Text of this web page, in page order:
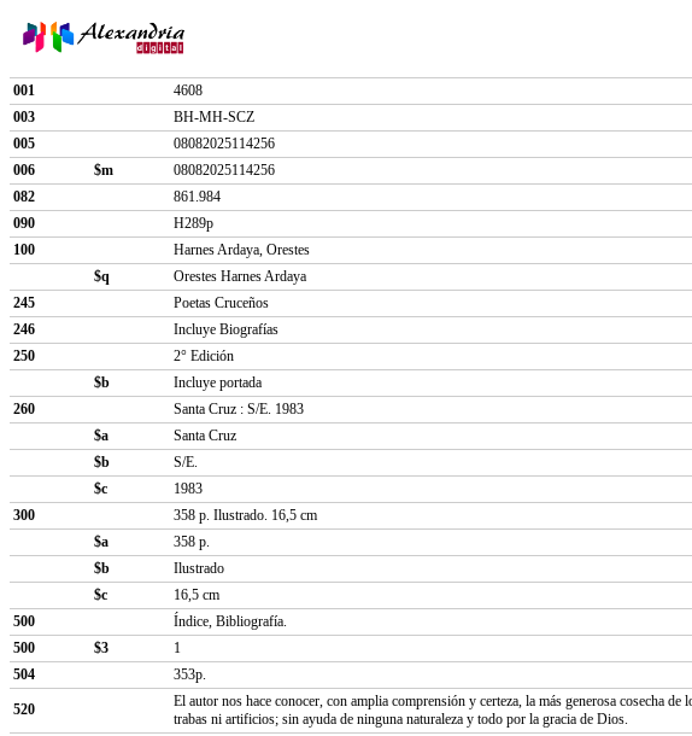
001
4608
003
BH-MH-SCZ
005
08082025114256
006
$m
08082025114256
082
861.984
090
H289p
100
Harnes Ardaya, Orestes
$q
Orestes Harnes Ardaya
245
Poetas Cruceños
246
Incluye Biografías
250
2° Edición
$b
Incluye portada
260
Santa Cruz : S/E. 1983
$a
Santa Cruz
$b
S/E.
$c
1983
300
358 p. Ilustrado. 16,5 cm
$a
358 p.
$b
Ilustrado
$c
16,5 cm
500
Índice, Bibliografía.
500
$3
1
504
353p.
520
El autor nos hace conocer, con amplia comprensión y certeza, la más generosa cosecha
trabas ni artificios; sin ayuda de ninguna naturaleza y todo por la gracia de Dios.